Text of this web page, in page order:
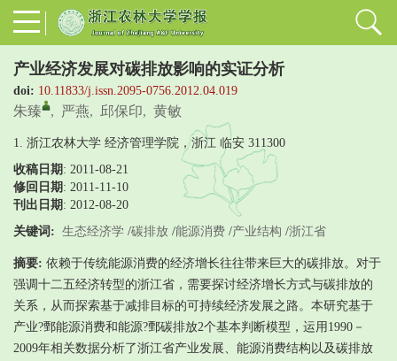
产业经济发展对碳排放影响的实证分析
doi: 10.11833/j.issn.2095-0756.2012.04.019
朱臻 , 严燕, 邱保印, 黄敏
1. 浙江农林大学 经济管理学院，浙江 临安 311300
收稿日期 : 2011-08-21
修回日期 : 2011-11-10
刊出日期 : 2012-08-20
关键词: 生态经济学 /碳排放 /能源消费 /产业结构 /浙江省
摘要: 依赖于传统能源消费的经济增长往往带来巨大的碳排放。对于
强调十二五经济转型的浙江省，需要探讨经济增长方式与碳排放的
关系，从而探索基于减排目标的可持续经济发展之路。本研究基于
产业?鄄能源消费和能源?鄄碳排放2个基本判断模型，运用1990－
2009年相关数据分析了浙江省产业发展、能源消费结构以及碳排放